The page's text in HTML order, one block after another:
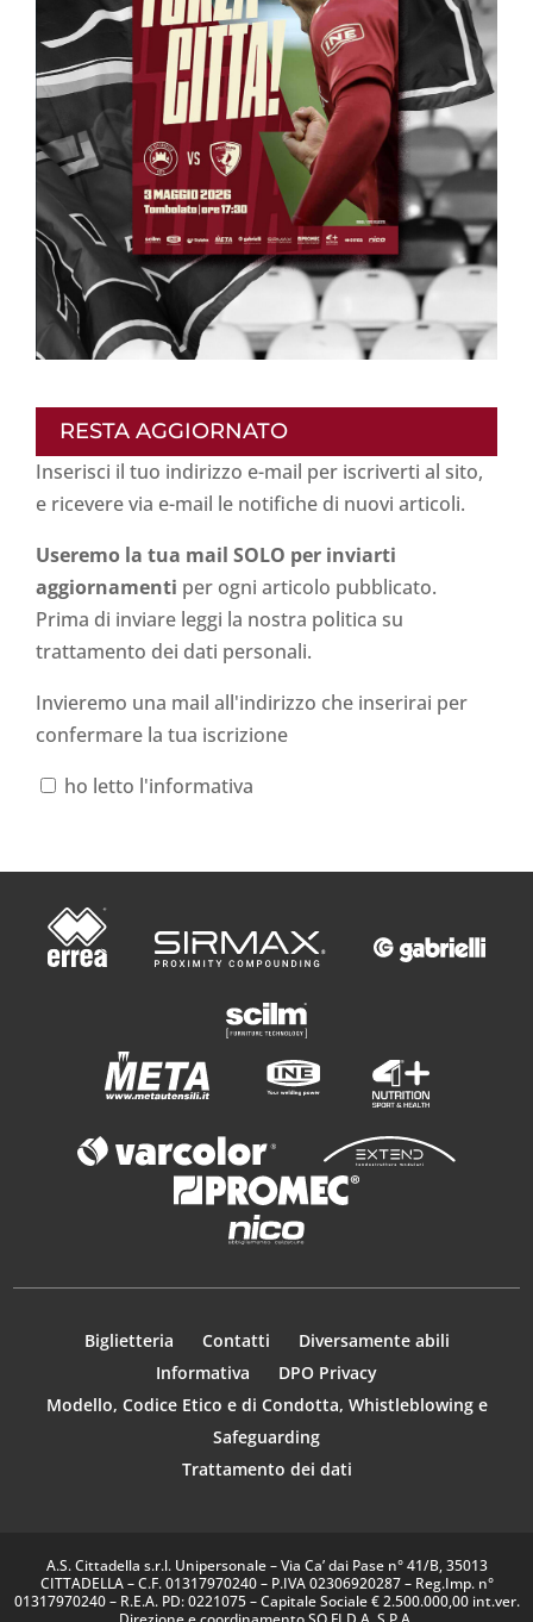
RESTA AGGIORNATO
Inserisci il tuo indirizzo e-mail per iscriverti al sito,
e ricevere via e-mail le notifiche di nuovi articoli.
Useremo la tua mail SOLO per inviarti
aggiornamenti per ogni articolo pubblicato.
Prima di inviare leggi la nostra politica su
trattamento dei dati personali.
Invieremo una mail all'indirizzo che inserirai per
confermare la tua iscrizione
ho letto l'informativa
Biglietteria Contatti
Diversamente abili
Informativa
DPO Privacy
Modello, Codice Etico e di Condotta, Whistleblowing e
Safeguarding
Trattamento dei dati
A.S. Cittadella s.r.l. Unipersonale – Via Ca’ dai Pase n° 41/B, 35013
CITTADELLA – C.F. 01317970240 – P.IVA 02306920287 – Reg.Imp. n°
01317970240 – R.E.A. PD: 0221075 – Capitale Sociale € 2.500.000,00 int.ver.